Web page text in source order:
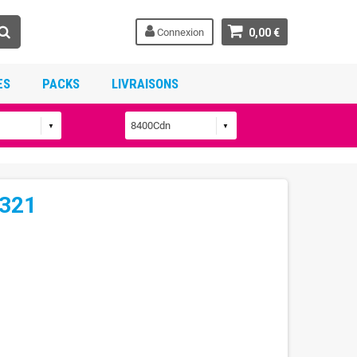
0,00 €
Connexion
PACKS LIVRAISONS